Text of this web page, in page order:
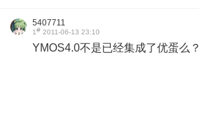
5407711
1# 2011-06-13 23:10
YMOS4.0不是已经集成了优蛋么？